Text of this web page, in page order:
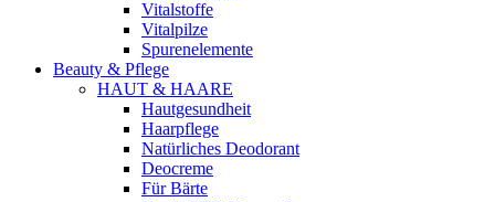
Vitalstoffe
Vitalpilze
Spurenelemente
Beauty & Pflege
HAUT & HAARE
Hautgesundheit
Haarpflege
Natürliches Deodorant
Deocreme
Für Bärte